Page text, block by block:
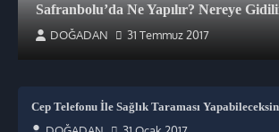
Safranbolu’da Ne Yapılır? Nereye
DOĞADAN 31 Temmuz 2017
Cep Telefonu İle Sağlık Taraması